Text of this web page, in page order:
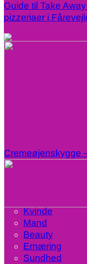
Guide til Take
pizzeriaer i
Cremeøjenskygge
Kvinde
Mand
Beauty
Ernæring
Sundhed